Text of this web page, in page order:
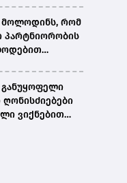
მოლოდინს, რომ
პარტნიორობის
ვიქნებით